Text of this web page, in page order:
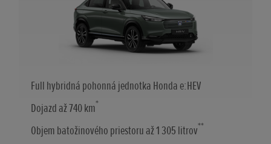
Full hybridná pohonná jednotka Honda e:HEV
Dojazd až 740 km*
Objem batožinového priestoru až 1 305 litrov**